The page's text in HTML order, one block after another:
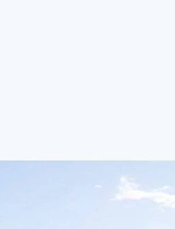
(25.09.26 – 27.09.26)